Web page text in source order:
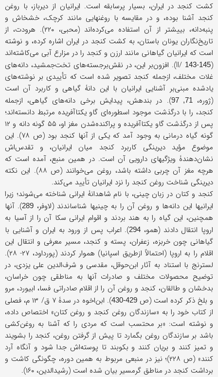
کشت کنجد در ایران، بسیار پرسابقه است. ایرانیان از دیرباز، با روغن
کنجد آشنا بوده، و در مقایسه با روغنهایی مانند کرچک، خشخاش و
پنبه‌دانه، بییشتر از آن استفاده می‌کرده‌اند (محبی، ۲۲۰). هرودت، از
تاریخ‌نگاران یونان باستان، به کشت کنجد در ایران اشاره کرده، و نوشته
است که ایرانیان گیاهانی مانند ارزن و کنجد را در مزارع آبی می‌کاشته‌اند
(II/
143-145
). افزون‌بر این، در نقش‌برجسته‌های تخت‌جمشید، دانه‌های
غلات مختلف، از‌جمله کنجد تصویر شده‌ است که تأییدی بر نوشته‌های
یادشده مبنی‌‌بر آشنایی ایرانیان با این دانۀ گیاهی و کاربرد آن است
(ژوره،71, 97
). در بندهش، پیدایش برخی دانه‌های گیاهی، از‌جمله
کنجد، را با درگذشت موجود اسطوره‌ای گاو یکتا‌آفریده مرتبط دانسته‌اند؛
پس از درگذشت گاو یکتاآفریده و پراکنده‌شدن مغز او، ۵۵ گونه دانه و ۱۲
گونه گیاه درمانی به وجود آمد که یکی از آنها کنجد بود (ص ۷۸). این
موضوع مؤید دیرینگی کاربرد کنجد میان ایرانیان، و تقدس‌اش
نشان‌دهندۀ ویژگیهای دارویی آن است. در همین منبع، آمده است که
هرچه مغز آن چربی داشته باشد، روغن می‌خوانند (ص ۸۸). این نکته
دیرینگی شناخت روغن کنجد را نزد ایرانیان تأیید می‌کند.
کنجد و کتان در زبان چینی، با نام شاهدانۀ ایرانی شناخته می‌شوند؛ زیرا
ایرانیها این دانه‌ها‌ و روغن آن را به چینیها شناساندند (لاوفر، 289). آنها
همچنین، این گیاه را به هند بردند و اقوام ایرانی سکا آن را از آسیا به
اروپا انتقال دادند (همو، 294). اعراب پس از ورود به ایران و آشنایی با
گیاهانی چون خربزه، زعفران، پسته و کنجد، مسیر معرفی و انتقال این
اقلام را به اروپا (احتمالاً ازطریق اسپانیا) هموار کردند (پورداود، ۲۷- ۲۸).
لسترنج با استناد به آثار ابن‌حوقل، مقدسی و شرف‌الدین علی یزدی، در
توضیح محصولات مختلف و صادرات آنها به مناطقی چون خراسان،
بدخشان و طالقان، کنجد و روغن آن را از اقلام صادراتی فسا، ابیورد، مرو
و بلخ ذکر کرده است (ص429-430
). ابن‌اخوه در سدۀ ۷ ق/ ۱۳ م، فصلی
از کتاب خود را به «سازندگان روغن کنجد و روغن کتان» اختصاص داده،
و نوشته است: «بر محتسب است که مردی را که آشنا به روغن‌کشی
باشد بر سازندگان روغن بگمارد تا پیش از گرفتن روغن، کنجد را بشویند
و تمیز کنند و بریان کنند و بکوبند تا پوسته‌اش جدا شود و آنگاه آرد
کنند» (ص ۲۲۸)؛ نیز در منبعی مربوط به همین دوره، چگونگی کاشت و
برداشت کنجد در مناطق گرمسیر بیان شده است (رشیدالدین، ۱۶۰).